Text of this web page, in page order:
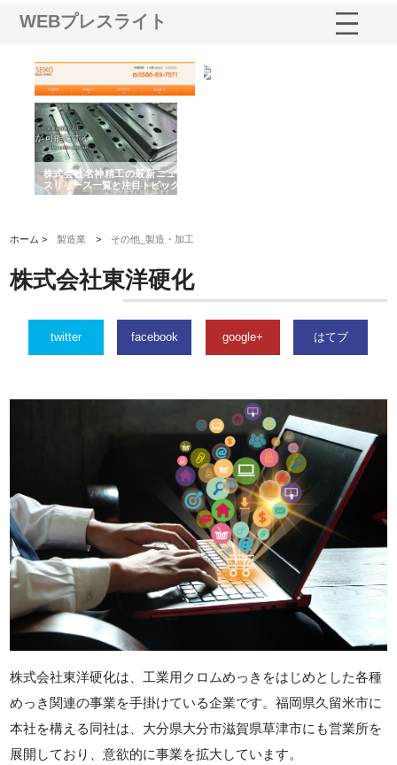
WEBプレスライト
株式会社名神精工の最新ニュー
スリリース一覧と注目トピック
ホーム >製造業 > その他_製造・加工
株式会社東洋硬化
twitter facebook google+ はてブ
株式会社東洋硬化は、工業用クロムめっきをはじめとした各種
めっき関連の事業を手掛けている企業です。福岡県久留米市に
本社を構える同社は、大分県大分市滋賀県草津市にも営業所を
展開しており、意欲的に事業を拡大しています。